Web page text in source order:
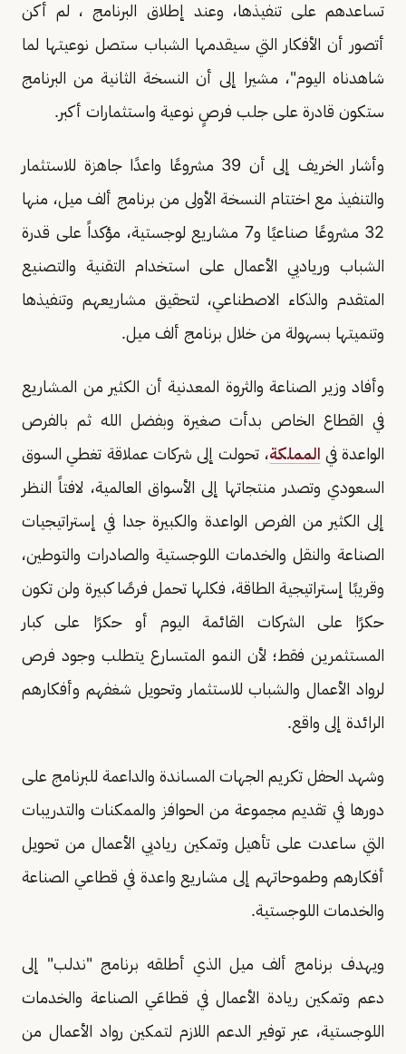
تساعدهم على تنفيذها، وعند إطلاق البرنامج ، لم أكن
أتصور أن الأفكار التي سيقدمها الشباب ستصل نوعيتها لما
شاهدناه اليوم"، مشيرا إلى أن النسخة الثانية من البرنامج
ستكون قادرة على جلب فرصٍ نوعية واستثمارات أكبر.
وأشار الخريف إلى أن 39 مشروعًا واعدًا جاهزة للاستثمار
والتنفيذ مع اختتام النسخة الأولى من برنامج ألف ميل، منها
32 مشروعًا صناعيًا و7 مشاريع لوجستية، مؤكداً على قدرة
الشباب ورياديي الأعمال على استخدام التقنية والتصنيع
المتقدم والذكاء الاصطناعي، لتحقيق مشاريعهم وتنفيذها
وتنميتها بسهولة من خلال برنامج ألف ميل.
وأفاد وزير الصناعة والثروة المعدنية أن الكثير من المشاريع
في القطاع الخاص بدأت صغيرة وبفضل الله ثم بالفرص
الواعدة في المملكة، تحولت إلى شركات عملاقة تغطي السوق
السعودي وتصدر منتجاتها إلى الأسواق العالمية، لافتاً النظر
إلى الكثير من الفرص الواعدة والكبيرة جدا في إستراتيجيات
الصناعة والنقل والخدمات اللوجستية والصادرات والتوطين،
وقريبًا إستراتيجية الطاقة، فكلها تحمل فرصًا كبيرة ولن تكون
حكرًا على الشركات القائمة اليوم أو حكرًا على كبار
المستثمرين فقط؛ لأن النمو المتسارع يتطلب وجود فرص
لرواد الأعمال والشباب للاستثمار وتحويل شغفهم وأفكارهم
الرائدة إلى واقع.
وشهد الحفل تكريم الجهات المساندة والداعمة للبرنامج على
دورها في تقديم مجموعة من الحوافز والممكنات والتدريبات
التي ساعدت على تأهيل وتمكين رياديي الأعمال من تحويل
أفكارهم وطموحاتهم إلى مشاريع واعدة في قطاعي الصناعة
والخدمات اللوجستية.
ويهدف برنامج ألف ميل الذي أطلقه برنامج "ندلب" إلى
دعم وتمكين ريادة الأعمال في قطاعَي الصناعة والخدمات
اللوجستية، عبر توفير الدعم اللازم لتمكين رواد الأعمال من